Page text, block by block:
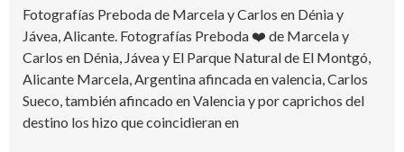
Fotografías Preboda de Marcela y Carlos en Dénia y
Jávea, Alicante. Fotografías Preboda ❤️ de Marcela y
Carlos en Dénia, Jávea y El Parque Natural de El Montgó,
Alicante Marcela, Argentina afincada en valencia, Carlos
Sueco, también afincado en Valencia y por caprichos del
destino los hizo que coincidieran en